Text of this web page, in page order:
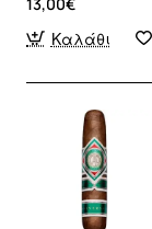
Καλάθι